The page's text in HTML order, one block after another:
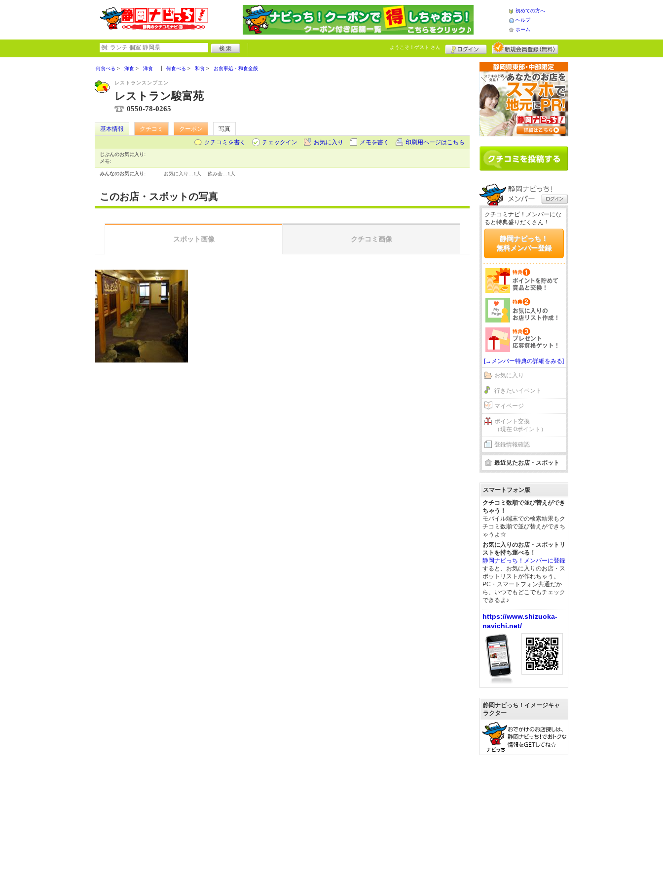
初めての方へ
ヘルプ
ホーム
ようこそ！ ゲスト さん
何食べる 洋食 洋食 何食べる 和食 お食事処・和食全般
レストランスンプエン
レストラン駿富苑
0550-78-0265
基本情報 クチコミ クーポン
写真
クチコミを書く
チェックイン お気に入り メモを書く 印刷用ページはこちら
じぶんのお気に入り:
メモ:
みんなのお気に入り: お気に入り… 1人 飲み会… 1人
このお店・スポットの写真
スポット画像 クチコミ画像
クチコミナビ！メンバーにな
ると特典盛りだくさん！
静岡ナビっち！
無料メンバー登録
[→メンバー特典の詳細をみる]
お気に入り
行きたいイベント
マイページ
ポイント交換
（現在 0ポイント）
登録情報確認
最近見たお店・スポット
スマートフォン版
クチコミ数順で並び替えができ
ちゃう！
モバイル端末での検索結果もク
チコミ数順で並び替えができち
ゃうよ☆
お気に入りのお店・スポットリ
ストを持ち運べる！
静岡ナビっち！メンバーに登録
すると、お気に入りのお店・ス
ポットリストが作れちゃう。
PC・スマートフォン共通だか
ら、いつでもどこでもチェック
できるよ♪
https://www.shizuoka-
navichi.net/
静岡ナビっち！イメージキャ
ラクター